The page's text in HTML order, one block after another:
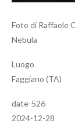
Foto di Raffaele
Nebula
Luogo
Faggiano (TA)
date-526
2024-12-28